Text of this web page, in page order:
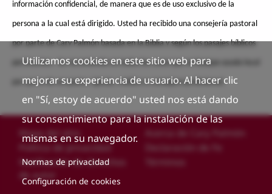
información confidencial, de manera que es de uso exclusivo de la
persona a la cual está dirigido. Usted ha recibido una consejería pastoral
por parte de Cary Palmón basada en la Biblia y según los pasajes bíblicos
pertinentes. Se recomienda en todos los casos que se busque ayuda local
por parte de un pastor, iglesia, médico o consejero profesional.
Custom footer
Mapa del sitio
Política de privacidad
Notificación de derechos
de autor
Utilizamos cookies en este sitio web para
mejorar su experiencia de usuario. Al hacer clic
en "Sí, estoy de acuerdo" usted nos está dando
su consentimiento para la instalación de las
mismas en su navegador.
Normas de privacidad
Configuración de cookies